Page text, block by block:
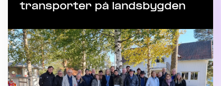
transporter på landsbygden